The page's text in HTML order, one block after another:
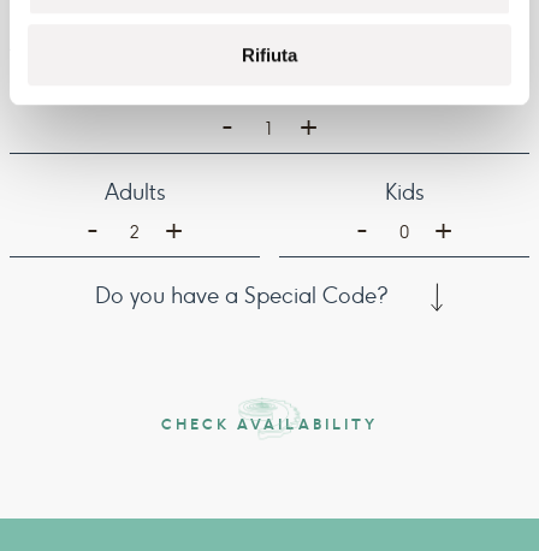
Rifiuta
- +
Adults
2
- +
Kids
0
- +
Do you have a Special Code?
CHECK AVAILABILITY